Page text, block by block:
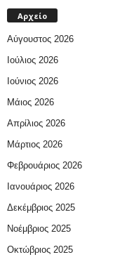
Αρχείο
Αύγουστος 2026
Ιούλιος 2026
Ιούνιος 2026
Μάιος 2026
Απρίλιος 2026
Μάρτιος 2026
Φεβρουάριος 2026
Ιανουάριος 2026
Δεκέμβριος 2025
Νοέμβριος 2025
Οκτώβριος 2025